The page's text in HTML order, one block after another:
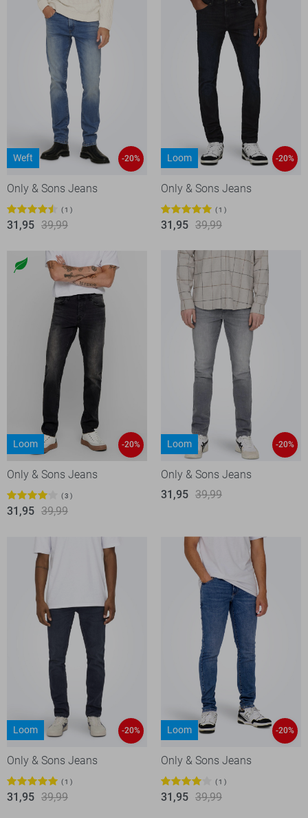
Weft -20%
Only & Sons Jeans
1
31,95 39,99
Loom -20%
Only & Sons Jeans
1
31,95 39,99
Loom -20%
Only & Sons Jeans
3
31,95 39,99
Loom -20%
Only & Sons Jeans
31,95 39,99
Loom -20%
Only & Sons Jeans
1
31,95 39,99
Loom -20%
Only & Sons Jeans
1
31,95 39,99